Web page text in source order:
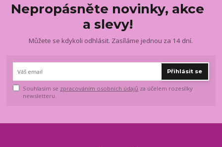
Nepropásněte novinky, akce
a slevy!
Můžete se kdykoli odhlásit. Zasíláme jednou za 14 dní.
Přihlásit se
Souhlasím se zpracováním osobních údajů za účelem rozesílky
newsletteru.